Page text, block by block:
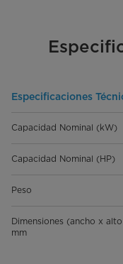
Especificaciones
Capacidad Nominal (kW)
Capacidad Nominal (HP)
Peso
Dimensiones (ancho x
mm